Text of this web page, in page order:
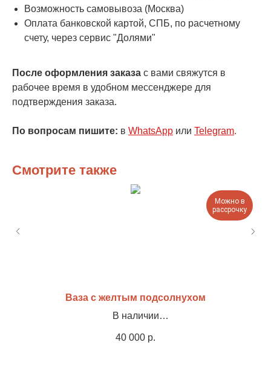
Возможность самовывоза (Москва)
Оплата банковской картой, СПБ, по расчетному
счету, через сервис "Долями"
После оформления заказа с вами свяжутся в
рабочее время в удобном мессенджере для
подтверждения заказа.
По вопросам пишите: в WhatsApp или Telegram.
Смотрите также
Можно в
рассрочку
Ваза с желтым подсолнухом
В наличии
40 000 р.